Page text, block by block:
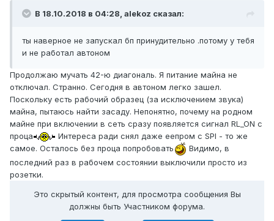
В 18.10.2018 в 04:28, alekoz сказал:
ты наверное не запускал бп принудительно .потому у тебя
и не работал автоном
Продолжаю мучать 42-ю диагональ. Я питание майна не
отключал. Странно. Сегодня в автоном легко зашел.
Поскольку есть рабочий образец (за исключением звука)
майна, пытаюсь найти засаду. Непонятно, почему на родном
майне при включении в сеть сразу появляется сигнал RL_ON с
проца
Интереса ради снял даже еепром с SPI - то же
самое. Осталось без проца попробовать
Видимо, в
последний раз в рабочем состоянии выключили просто из
розетки.
Это скрытый контент, для просмотра сообщения Вы
должны быть Участником форума.